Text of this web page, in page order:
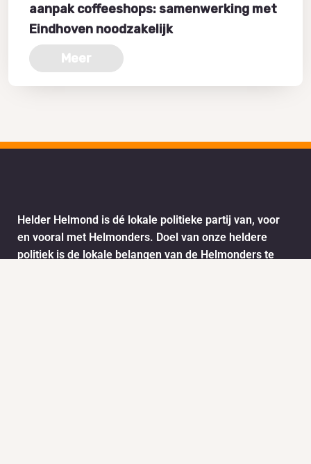
aanpak coffeeshops: samenwerking met
Eindhoven noodzakelijk
Meer
Helder Helmond is dé lokale politieke partij van, voor
en vooral met Helmonders. Doel van onze heldere
politiek is de lokale belangen van de Helmonders te